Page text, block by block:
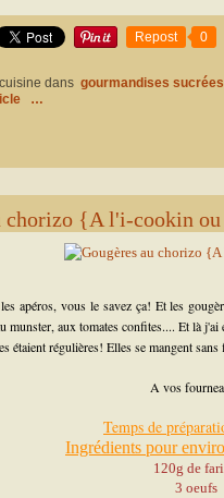
Repost 0
dans gourmandises sucrées
…
chorizo {A l'i-cookin ou
apéros, vous le savez ça! Et les
munster, aux tomates confites.... Et là
étaient régulières! Elles se mangent
A vos
Temps de
Ingrédients pour
120g de
3 oeufs